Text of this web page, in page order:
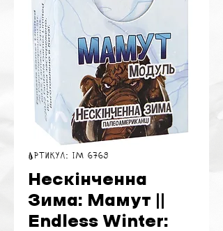
Артикул: IM 6769
Нескінченна
Зима: Мамут ||
Endless Winter: